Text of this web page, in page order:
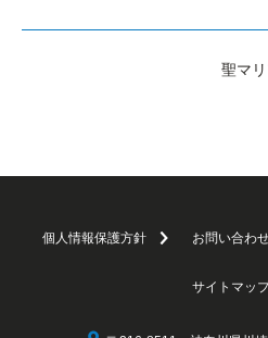
聖マ
個人情報保護方針 お問い合わ
サイトマッ